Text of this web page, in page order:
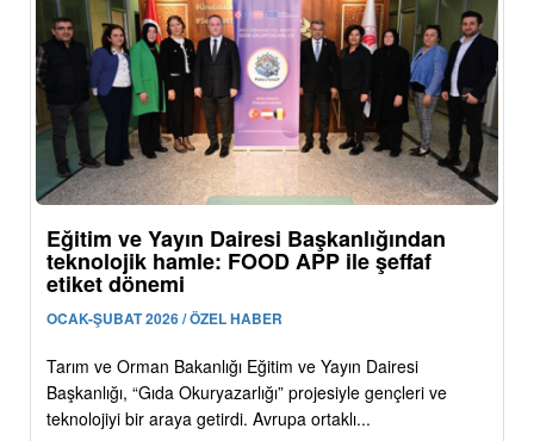
Eğitim ve Yayın Dairesi Başkanlığından
teknolojik hamle: FOOD APP ile şeffaf
etiket dönemi
OCAK-ŞUBAT 2026 / ÖZEL HABER
Tarım ve Orman Bakanlığı Eğitim ve Yayın Dairesi
Başkanlığı, “Gıda Okuryazarlığı” projesiyle gençleri ve
teknolojiyi bir araya getirdi. Avrupa ortaklı...